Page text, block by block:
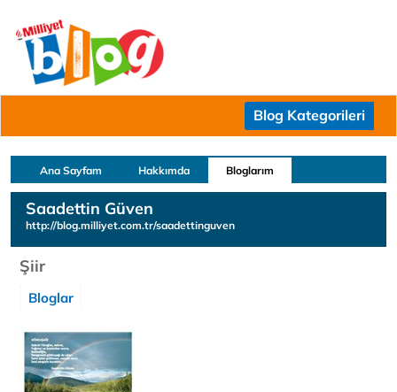
Blog Kategorileri
Ana Sayfam Hakkımda Bloglarım
Saadettin Güven
http://blog.milliyet.com.tr/saadettinguven
Şiir
Bloglar